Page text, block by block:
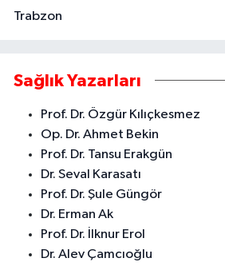
Trabzon
Sağlık Yazarları
Prof. Dr. Özgür Kılıçkesmez
Op. Dr. Ahmet Bekin
Prof. Dr. Tansu Erakgün
Dr. Seval Karasatı
Prof. Dr. Şule Güngör
Dr. Erman Ak
Prof. Dr. İlknur Erol
Dr. Alev Çamcıoğlu